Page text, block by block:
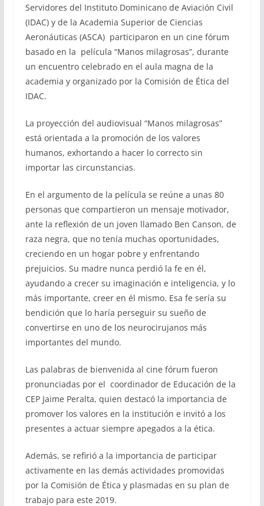
Servidores del Instituto Dominicano de Aviación Civil
(IDAC) y de la Academia Superior de Ciencias
Aeronáuticas (ASCA) participaron en un cine fórum
basado en la película “Manos milagrosas”, durante
un encuentro celebrado en el aula magna de la
academia y organizado por la Comisión de Ética del
IDAC.
La proyección del audiovisual “Manos milagrosas”
está orientada a la promoción de los valores
humanos, exhortando a hacer lo correcto sin
importar las circunstancias.
En el argumento de la película se reúne a unas 80
personas que compartieron un mensaje motivador,
ante la reflexión de un joven llamado Ben Canson, de
raza negra, que no tenía muchas oportunidades,
creciendo en un hogar pobre y enfrentando
prejuicios. Su madre nunca perdió la fe en él,
ayudando a crecer su imaginación e inteligencia, y lo
más importante, creer en él mismo. Esa fe sería su
bendición que lo haría perseguir su sueño de
convertirse en uno de los neurocirujanos más
importantes del mundo.
Las palabras de bienvenida al cine fórum fueron
pronunciadas por el coordinador de Educación de la
CEP Jaime Peralta, quien destacó la importancia de
promover los valores en la institución e invitó a los
presentes a actuar siempre apegados a la ética.
Además, se refirió a la importancia de participar
activamente en las demás actividades promovidas
por la Comisión de Ética y plasmadas en su plan de
trabajo para este 2019.